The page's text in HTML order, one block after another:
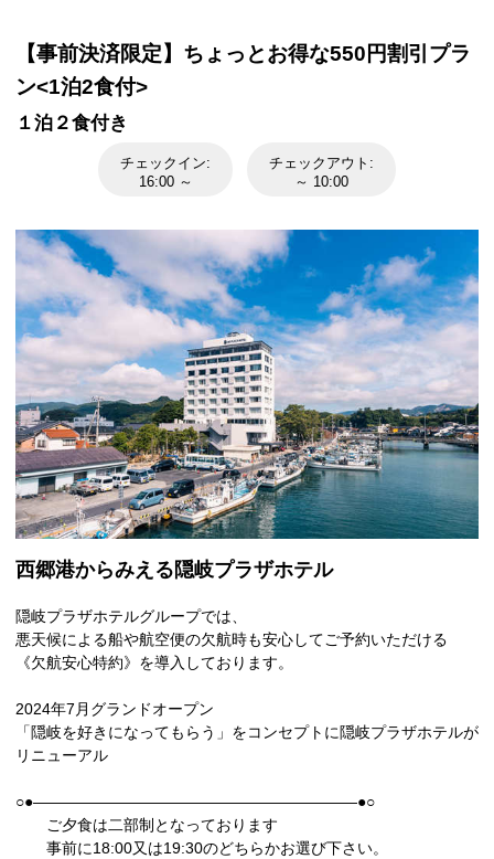
【事前決済限定】ちょっとお得な550円割引プラ
ン<1泊2食付>
１泊２食付き
チェックイン:
16:00 ～
チェックアウト:
～ 10:00
西郷港からみえる隠岐プラザホテル
隠岐プラザホテルグループでは、
悪天候による船や航空便の欠航時も安心してご予約いただける
《欠航安心特約》を導入しております。
2024年7月グランドオープン
「隠岐を好きになってもらう」をコンセプトに隠岐プラザホテルが
リニューアル
○●―――――――――――――――――――――●○
ご夕食は二部制となっております
事前に18:00又は19:30のどちらかお選び下さい。